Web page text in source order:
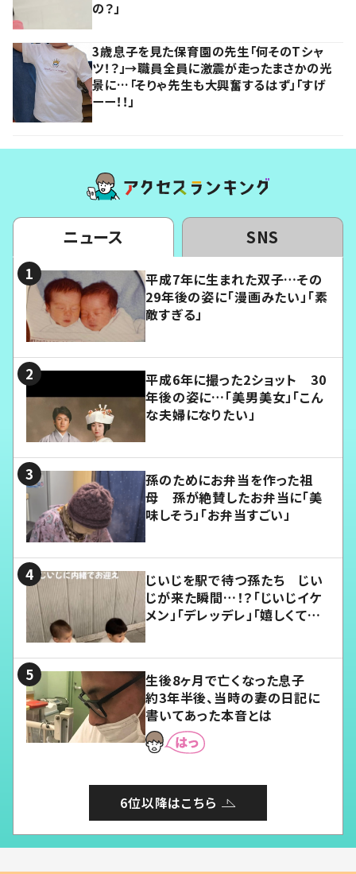
の？」
3歳息子を見た保育園の先生「何そのTシャ
ツ！？」→職員全員に激震が走ったまさかの光
景に…「そりゃ先生も大興奮するはず」「すげ
ーー！！」
ニュース SNS
平成7年に生まれた双子…その
29年後の姿に「漫画みたい」「素
敵すぎる」
平成6年に撮った2ショット 30
年後の姿に…「美男美女」「こん
な夫婦になりたい」
孫のためにお弁当を作った祖
母 孫が絶賛したお弁当に「美
味しそう」「お弁当すごい」
じいじを駅で待つ孫たち じい
じが来た瞬間…！？「じいじイケ
メン」「デレッデレ」「嬉しくて可
生後8ヶ月で亡くなった息子
約3年半後、当時の妻の日記に
書いてあった本音とは
6位以降はこちら